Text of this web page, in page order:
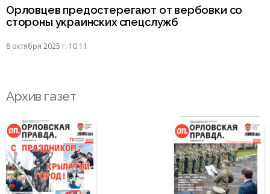
Орловцев предостерегают от вербовки со
стороны украинских спецслужб
8 октября 2025 г. 10:11
Архив газет